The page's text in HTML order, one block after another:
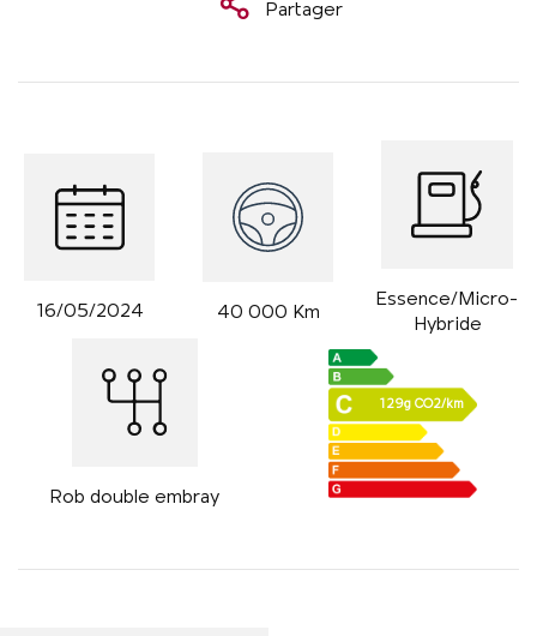
Partager
16/05/2024 40 000 Km
Essence/Micro-
Hybride
Rob double embray
129g CO2/km